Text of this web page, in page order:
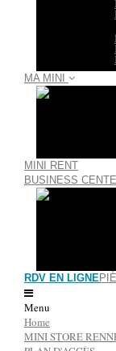
MA MINI
MINI RENT
BUSINESS
RDV EN LIGNE
Menu
Home
MINI STORE